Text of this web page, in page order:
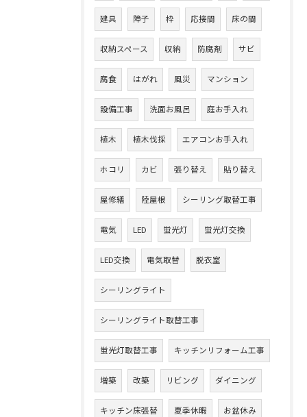
建具 障子 枠 応接間 床の間
収納スペース 収納 防腐剤 サビ
腐食 はがれ 風災 マンション
設備工事 洗面お風呂 庭お手入れ
植木 植木伐採 エアコンお手入れ
ホコリ カビ 張り替え 貼り替え
屋修繕 陸屋根 シーリング取替工事
電気 LED 蛍光灯 蛍光灯交換
LED交換 電気取替 脱衣室
シーリングライト
シーリングライト取替工事
蛍光灯取替工事 キッチンリフォーム工事
増築 改築 リビング ダイニング
キッチン床張替 夏季休暇 お盆休み